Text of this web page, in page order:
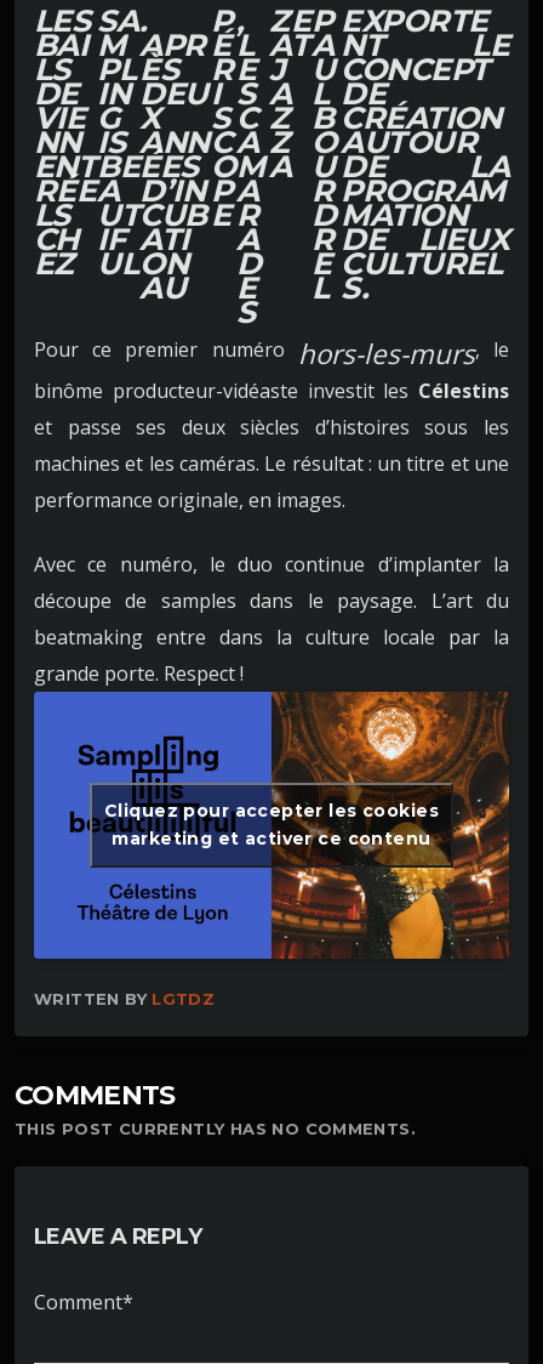
LES
BAI
LS
DE
VIE
NN
ENT
RÉE
LS
CH
EZ
SA
M
PL
IN
G
IS
BE
A
UT
IF
UL
.
APR
ÈS
DEU
X
ANN
ÉES
D’IN
CUB
ATI
ON
AU
P
É
R
I
S
C
O
P
E
,
L
E
S
C
A
M
A
R
A
D
E
S
Z
A
J
A
Z
Z
A
E
T
P
A
U
L
B
O
U
R
D
R
E
L
EXPORTE
NT LE
CONCEPT
DE
CRÉATION
AUTOUR
DE LA
PROGRAM
MATION
DE LIEUX
CULTUREL
S.
Pour ce premier numéro hors-les-murs, le
binôme producteur-vidéaste investit les Célestins
et passe ses deux siècles d’histoires sous les
machines et les caméras. Le résultat : un titre et une
performance originale, en images.
Avec ce numéro, le duo continue d’implanter la
découpe de samples dans le paysage. L’art du
beatmaking entre dans la culture locale par la
grande porte. Respect !
Cliquez pour accepter les cookies
marketing et activer ce contenu
WRITTEN BY LGTDZ
COMMENTS
THIS POST CURRENTLY HAS NO COMMENTS.
LEAVE A REPLY
Comment*